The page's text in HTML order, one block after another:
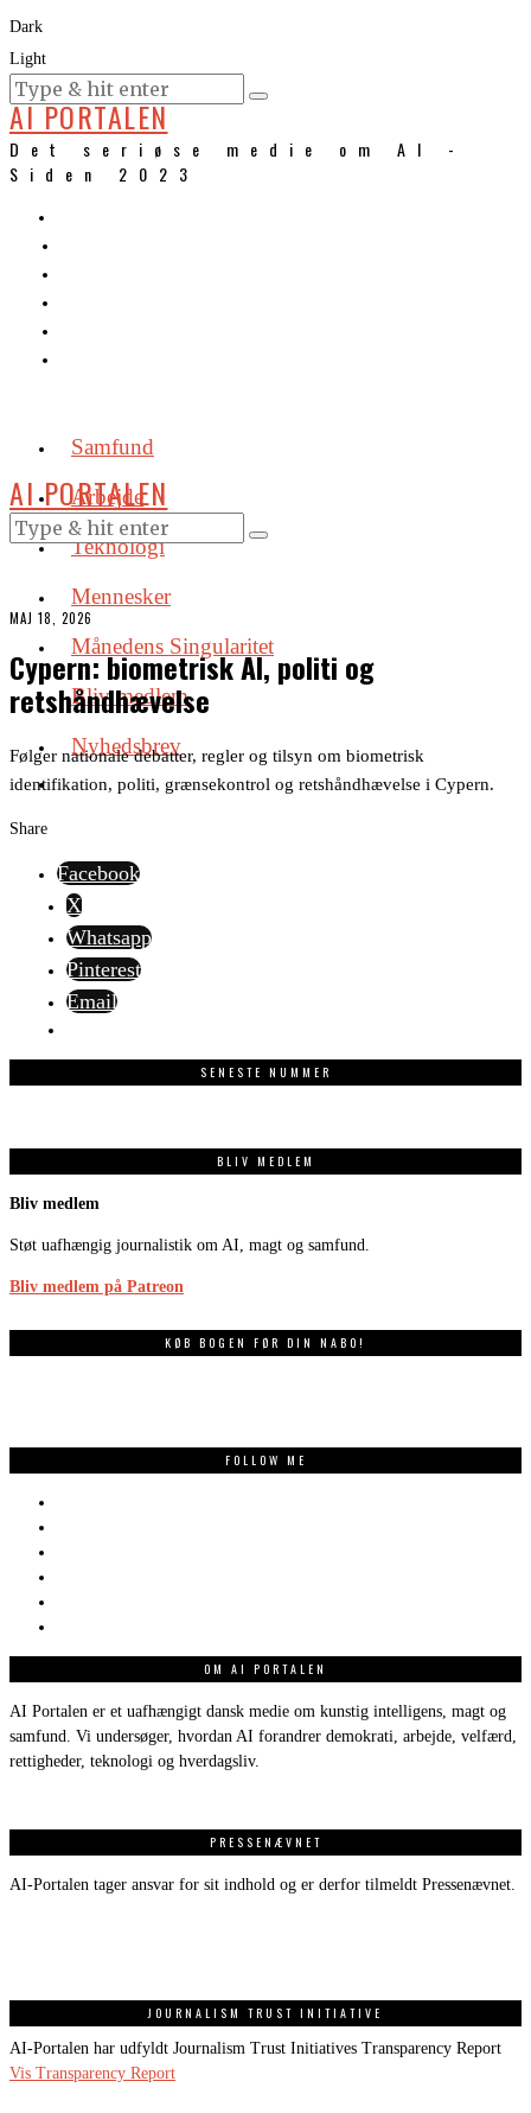
Dark
Light
KURSER
AI PORTALEN
Det seriøse medie om AI -
Siden 2023
Samfund
Arbejde
Teknologi
Mennesker
Månedens Singularitet
Bliv medlem
Nyhedsbrev
AI PORTALEN
MAJ 18, 2026
Cypern: biometrisk AI, politi og
retshåndhævelse
Følger nationale debatter, regler og tilsyn om biometrisk
identifikation, politi, grænsekontrol og retshåndhævelse i Cypern.
Share
Facebook
X
Whatsapp
Pinterest
Email
SENESTE NUMMER
BLIV MEDLEM
Bliv medlem
Støt uafhængig journalistik om AI, magt og samfund.
Bliv medlem på Patreon
KØB BOGEN FØR DIN NABO!
FOLLOW ME
OM AI PORTALEN
AI Portalen er et uafhængigt dansk medie om kunstig intelligens, magt og
samfund. Vi undersøger, hvordan AI forandrer demokrati, arbejde, velfærd,
rettigheder, teknologi og hverdagsliv.
PRESSENÆVNET
AI-Portalen tager ansvar for sit indhold og er derfor tilmeldt Pressenævnet.
JOURNALISM TRUST INITIATIVE
AI-Portalen har udfyldt Journalism Trust Initiatives Transparency Report
Vis Transparency Report